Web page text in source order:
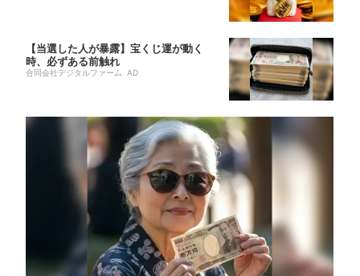
【当選した人が暴露】宝くじ運が動く
時、必ずある前触れ
合同会社デジタルファーム AD